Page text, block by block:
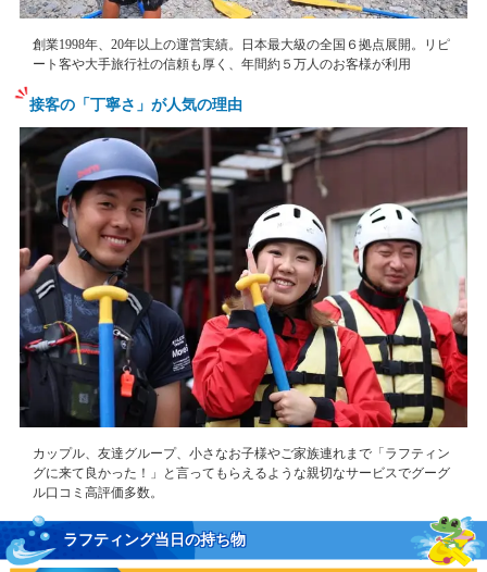
創業1998年、20年以上の運営実績。日本最大級の全国６拠点展開。リピ
ート客や大手旅行社の信頼も厚く、年間約５万人のお客様が利用
接客の「丁寧さ」が人気の理由
カップル、友達グループ、小さなお子様やご家族連れまで「ラフティン
グに来て良かった！」と言ってもらえるような親切なサービスでグーグ
ル口コミ高評価多数。
ラフティング当日の持ち物